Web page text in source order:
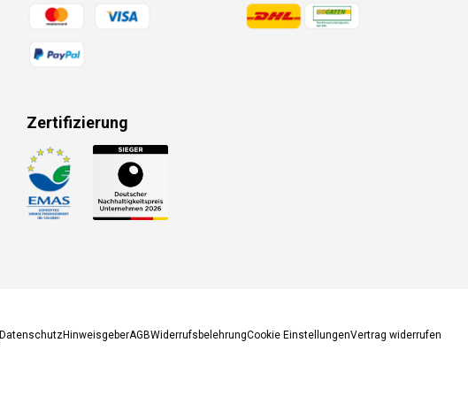
Zahlungsmethoden Zahlungsmethoden
Zertifizierung
Zahlungsmethoden
DatenschutzHinweisgeberAGBWiderrufsbelehrungCookie EinstellungenVertrag widerrufen